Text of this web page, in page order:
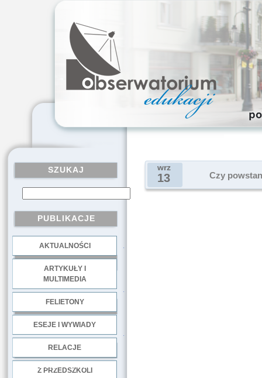
SZUKAJ
PUBLIKACJE
AKTUALNOŚCI
ARTYKUŁY I
MULTIMEDIA
FELIETONY
ESEJE I WYWIADY
RELACJE
Z PRZEDSZKOLI
wrz
13 Czy